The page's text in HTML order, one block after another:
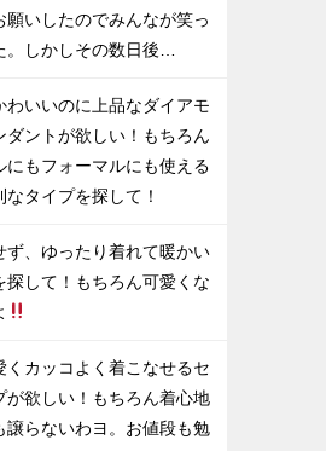
願いしたのでみんなが笑っ
。しかしその数日後…
わいいのに上品なダイアモ
ダントが欲しい！もちろん
にもフォーマルにも使える
なタイプを探して！
ず、ゆったり着れて暖かい
探して！もちろん可愛くな
くカッコよく着こなせるセ
が欲しい！もちろん着心地
譲らないわヨ。お値段も勉